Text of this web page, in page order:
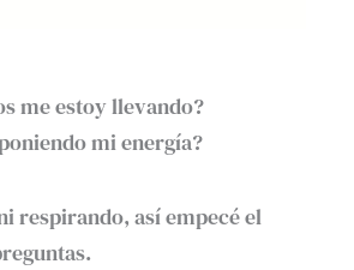
me estoy llevando?
mi energía?
respirando, así empecé el